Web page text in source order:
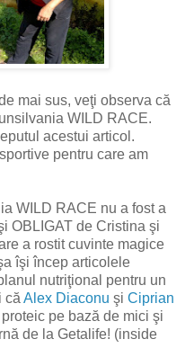
mai sus, veţi observa că
WILD RACE.
acestui articol.
pentru care am
WILD RACE nu a fost a
OBLIGAT de Cristina şi
a rostit cuvinte magice
îşi încep articolele
nutriţional pentru un
că Alex Diaconu şi Ciprian
pe bază de mici şi
de la Getalife! (inside